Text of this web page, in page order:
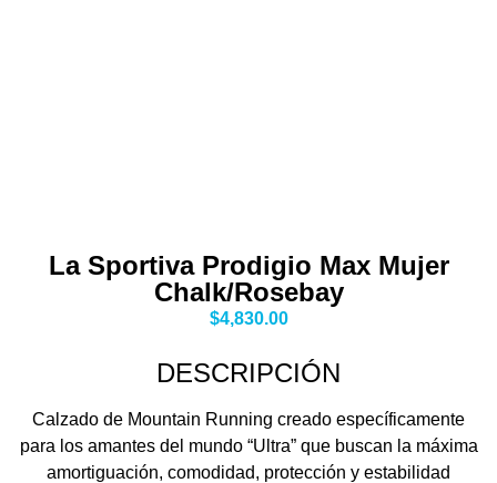
La Sportiva Prodigio Max Mujer
Chalk/Rosebay
$4,830.00
DESCRIPCIÓN
Calzado de Mountain Running creado específicamente
para los amantes del mundo “Ultra” que buscan la máxima
amortiguación, comodidad, protección y estabilidad